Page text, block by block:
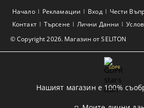
© Copyright 2026. Магазин от SELITON
Начало Рекламации Вход Чести
Контакт
Търсене Лични Данни
GDPR
Нашият магазин е 100%